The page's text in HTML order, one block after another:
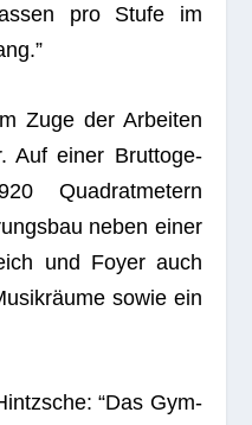
pro Stufe im
Zuge der Arbei­ten
Auf einer Brut­to­ge­
Qua­drat­me­tern
neben einer
und Foyer auch
sowie ein
“Das Gym­